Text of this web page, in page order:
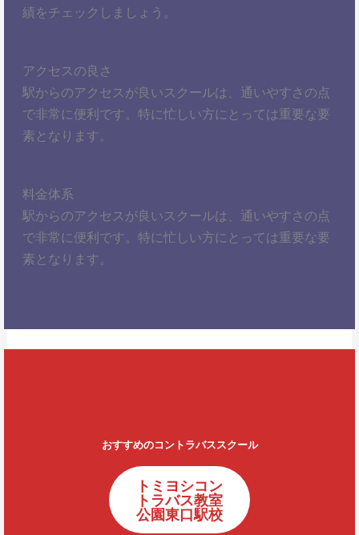
績をチェックしましょう。
アクセスの良さ
駅からのアクセスが良いスクールは、通いやすさの点
で非常に便利です。特に忙しい方にとっては重要な要
素となります。
料金体系
駅からのアクセスが良いスクールは、通いやすさの点
で非常に便利です。特に忙しい方にとっては重要な要
素となります。
おすすめのコントラバススクール
トミヨシコン
トラバス教室
公園東口駅校